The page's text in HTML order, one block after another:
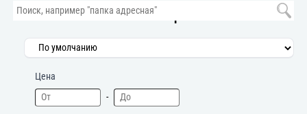
Фильтры
Цена
-